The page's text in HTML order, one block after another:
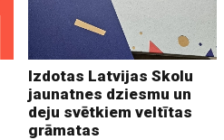
Izdotas Latvijas Skolu
jaunatnes dziesmu un
deju svētkiem veltītas
grāmatas